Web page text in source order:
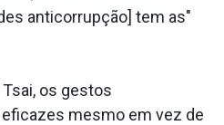
anticorrupção] tem as"
os gestos
mesmo em vez de